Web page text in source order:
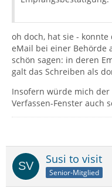
oh doch, hat sie -
eMail bei einer Behörde
schön sagen: in deren
galt das Schreiben als
Insofern würde mich
Verfassen-Fenster auch
Susi to visit
Senior-Mitglied